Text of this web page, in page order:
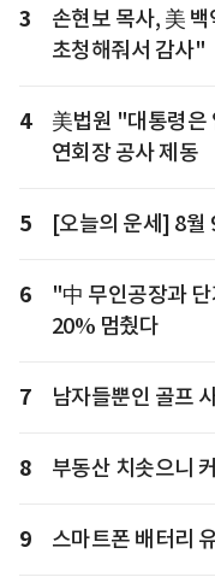
3
손현보 목사, 美
초청해줘서 감사"
4
美법원 "대통령은
연회장 공사 제동
5 [오늘의 운세] 8월
6
"中 무인공장과
20% 멈췄다
7 남자들뿐인 골프
8 부동산 치솟으니
9 스마트폰 배터리